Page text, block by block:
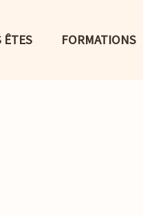
MENU
ÊTES FORMATIONS